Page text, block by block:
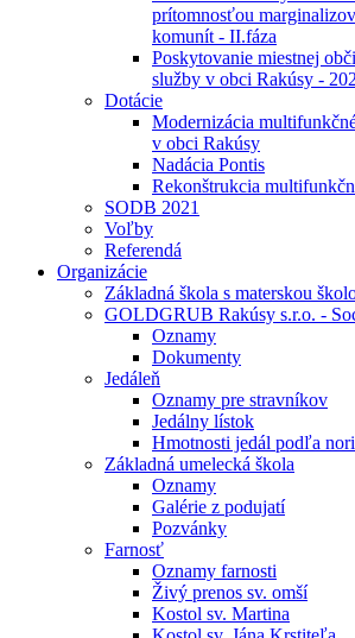
prítomnosťou
komunít - II.fáza
Poskytovanie miestnej
služby v obci Rakúsy -
Dotácie
Modernizácia
v obci Rakúsy
Nadácia Pontis
Rekonštrukcia
SODB 2021
Voľby
Referendá
Organizácie
Základná škola s materskou
GOLDGRUB Rakúsy s.r.o. -
Oznamy
Dokumenty
Jedáleň
Oznamy pre stravníkov
Jedálny lístok
Hmotnosti jedál podľa
Základná umelecká škola
Oznamy
Galérie z podujatí
Pozvánky
Farnosť
Oznamy farnosti
Živý prenos sv. omší
Kostol sv. Martina